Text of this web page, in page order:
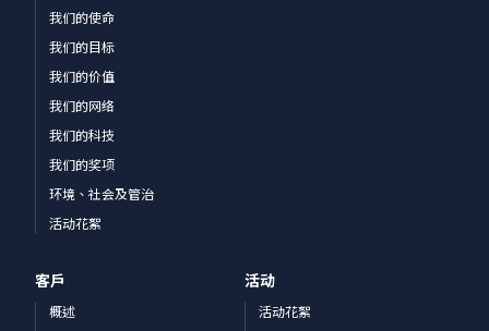
我们的使命
我们的目标
我们的价值
我们的网络
我们的科技
我们的奖项
环境、社会及管治
活动花絮
客戶
概述
活动
活动花絮